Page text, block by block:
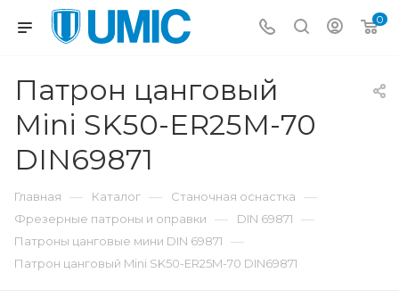
0
Патрон цанговый
Mini SK50-ER25M-70
DIN69871
Главная — Каталог — Станочная оснастка —
Фрезерные патроны и оправки — DIN 69871 —
Патроны цанговые мини DIN 69871 —
Патрон цанговый Mini SK50-ER25M-70 DIN69871